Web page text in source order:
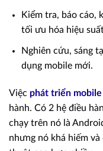
Kiểm tra, báo cáo,
tối ưu hóa hiệu
Nghiên cứu, sáng
dụng mobile mới.
Việc phát triển mobile
hành. Có 2 hệ điều
chạy trên nó là
nhưng nó khá hiếm